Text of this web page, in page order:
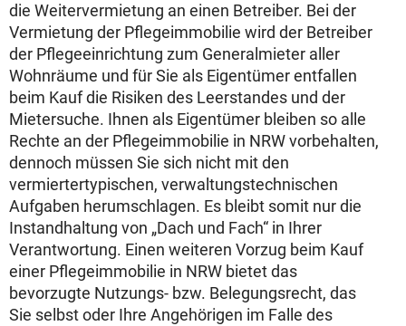
die Weitervermietung an einen Betreiber. Bei der
Vermietung der Pflegeimmobilie wird der Betreiber
der Pflegeeinrichtung zum Generalmieter aller
Wohnräume und für Sie als Eigentümer entfallen
beim Kauf die Risiken des Leerstandes und der
Mietersuche. Ihnen als Eigentümer bleiben so alle
Rechte an der Pflegeimmobilie in NRW vorbehalten,
dennoch müssen Sie sich nicht mit den
vermiertertypischen, verwaltungstechnischen
Aufgaben herumschlagen. Es bleibt somit nur die
Instandhaltung von „Dach und Fach“ in Ihrer
Verantwortung. Einen weiteren Vorzug beim Kauf
einer Pflegeimmobilie in NRW bietet das
bevorzugte Nutzungs- bzw. Belegungsrecht, das
Sie selbst oder Ihre Angehörigen im Falle des